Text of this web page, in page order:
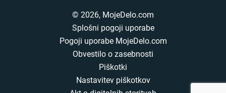
© 2026, MojeDelo.com
Splošni pogoji uporabe
Pogoji uporabe MojeDelo.com
Obvestilo o zasebnosti
Piškotki
Nastavitev piškotkov